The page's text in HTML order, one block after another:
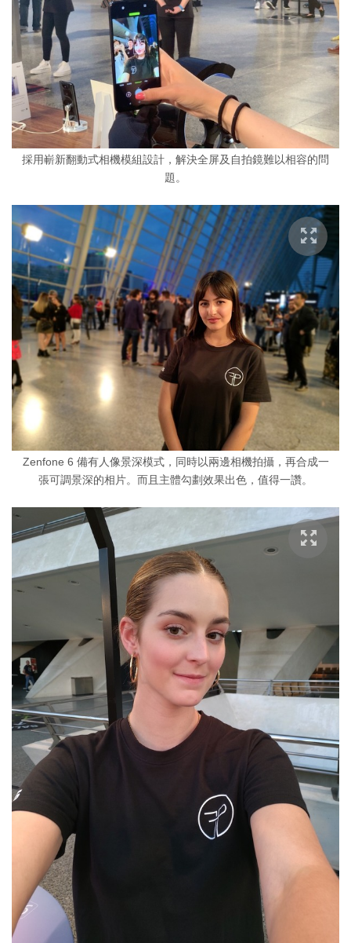
採用嶄新翻動式相機模組設計，解決全屏及自拍鏡難以相容的問
題。
Zenfone 6 備有人像景深模式，同時以兩邊相機拍攝，再合成一
張可調景深的相片。而且主體勾劃效果出色，值得一讚。